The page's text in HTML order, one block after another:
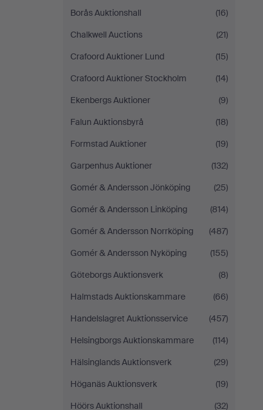
Borås Auktionshall
(16)
Chalkwell Auctions
(21)
Crafoord Auktioner Lund
(15)
Crafoord Auktioner Stockholm
(14)
Ekenbergs Auktioner
(9)
Falun Auktionsbyrå
(18)
Formstad Auktioner
(19)
Garpenhus Auktioner
(132)
Gomér & Andersson Jönköping
(25)
Gomér & Andersson Linköping
(814)
Gomér & Andersson Norrköping
(487)
Gomér & Andersson Nyköping
(155)
Göteborgs Auktionsverk
(8)
Halmstads Auktionskammare
(66)
Handelslagret Auktionsservice
(457)
Helsingborgs Auktionskammare
(114)
Hälsinglands Auktionsverk
(29)
Höganäs Auktionsverk
(19)
Höörs Auktionshall
(32)